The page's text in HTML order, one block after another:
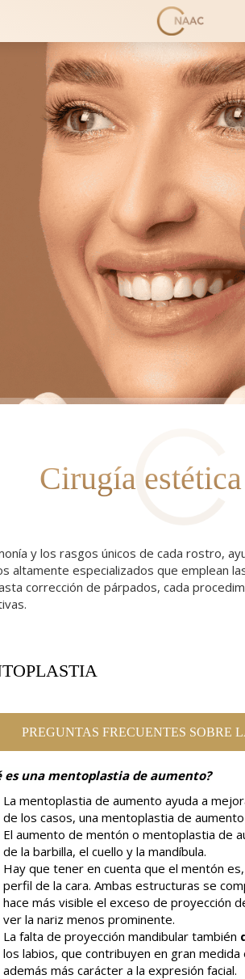
Cirugía
y los rasgos únicos de cada rostro,
altamente especializados que emplean
corrección de párpados, cada
PREGUNTAS FRECUENTES SOBRE
es una mentoplastia de aumento?
La mentoplastia de aumento ayuda a
de los casos, una mentoplastia de
El aumento de mentón o mentoplastia de
de la barbilla, el cuello y la mandíbula.
Hay que tener en cuenta que el mentón es,
perfil de la cara. Ambas estructuras se
hace más visible el exceso de proyección
ver la nariz menos prominente.
La falta de proyección mandibular también
los labios, que contribuyen en gran
además más carácter a la expresión facial.